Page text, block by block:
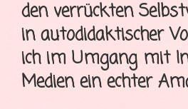
den verrückten
in autodidaktischer
ich im Umgang mit
Medien ein echter